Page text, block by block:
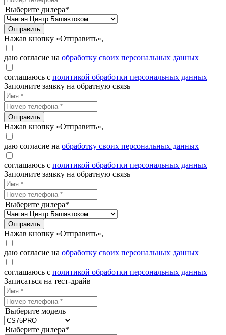
Выберите дилера*
Отправить
Нажав кнопку «Отправить»,
даю согласие на обработку своих персональных данных
соглашаюсь с политикой обработки персональных данных
Заполните заявку на обратную связь
Отправить
Нажав кнопку «Отправить»,
даю согласие на обработку своих персональных данных
соглашаюсь с политикой обработки персональных данных
Заполните заявку на обратную связь
Выберите дилера*
Отправить
Нажав кнопку «Отправить»,
даю согласие на обработку своих персональных данных
соглашаюсь с политикой обработки персональных данных
Записаться на тест-драйв
Выберите модель
Выберите дилера*